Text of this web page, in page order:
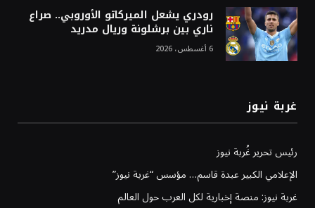
رودري يشعل الميركاتو الأوروبي.. صراع
ناري بين برشلونة وريال مدريد
6 أغسطس، 2026
غربة نيوز
رئيس تحرير غُربة نيوز
الإعلامي الكبير عبدة قاسم… مؤسس “غربة نيوز”
غربة نيوز: منصة إخبارية لكل العرب حول العالم